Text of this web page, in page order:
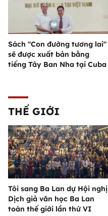
Sách "Con đường tương lai"
sẽ được xuất bản bằng
tiếng Tây Ban Nha tại Cuba
THẾ GIỚI
Tôi sang Ba Lan dự Hội nghị
Dịch giả văn học Ba Lan
toàn thế giới lần thứ VI